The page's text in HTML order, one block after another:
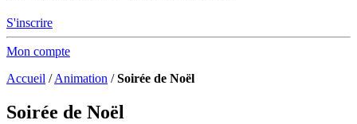
S'inscrire
Mon compte
Accueil /Animation /Soirée de Noël
Soirée de Noël